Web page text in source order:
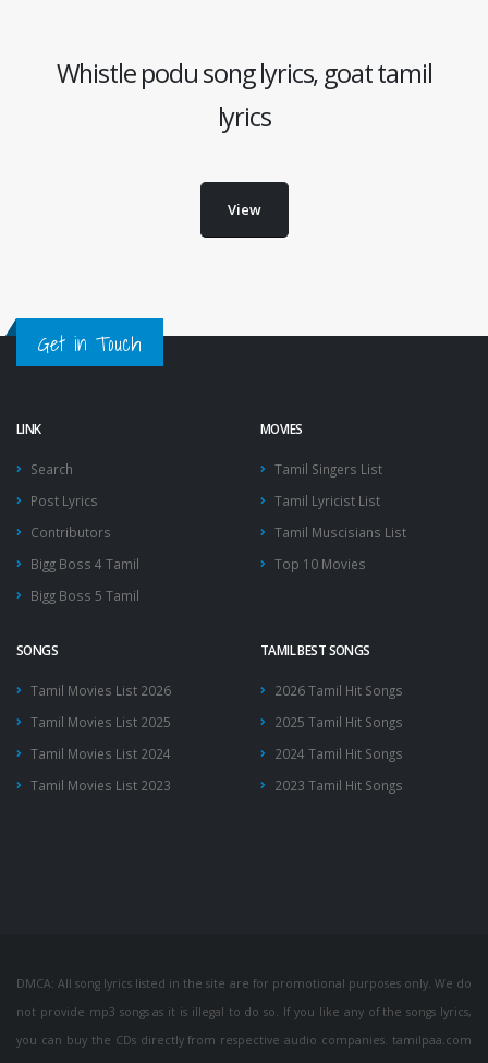
Whistle podu song lyrics, goat tamil
lyrics
View
Get in Touch
LINK
Search
Post Lyrics
Contributors
Bigg Boss 4 Tamil
Bigg Boss 5 Tamil
MOVIES
Tamil Singers List
Tamil Lyricist List
Tamil Muscisians List
Top 10 Movies
SONGS
Tamil Movies List 2026
Tamil Movies List 2025
Tamil Movies List 2024
Tamil Movies List 2023
TAMIL BEST SONGS
2026 Tamil Hit Songs
2025 Tamil Hit Songs
2024 Tamil Hit Songs
2023 Tamil Hit Songs
DMCA: All song lyrics listed in the site are for promotional purposes only. We do
not provide mp3 songs as it is illegal to do so. If you like any of the songs lyrics,
you can buy the CDs directly from respective audio companies. tamilpaa.com